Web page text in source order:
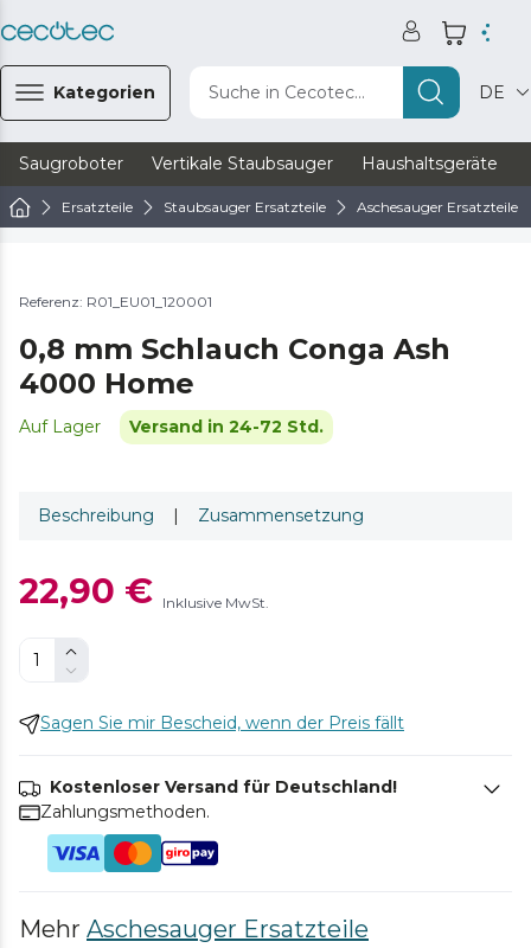
Kategorien Suche in Cecotec... DE
Saugroboter Vertikale Staubsauger Haushaltsgeräte
Ersatzteile Staubsauger Ersatzteile Aschesauger Ersatzteile
Referenz: R01_EU01_120001
0,8 mm Schlauch Conga Ash
4000 Home
Auf Lager Versand in 24-72 Std.
Beschreibung | Zusammensetzung
22,90 € Inklusive MwSt.
Sagen Sie mir Bescheid, wenn der Preis fällt
Kostenloser Versand für Deutschland!
Zahlungsmethoden.
Mehr Aschesauger Ersatzteile